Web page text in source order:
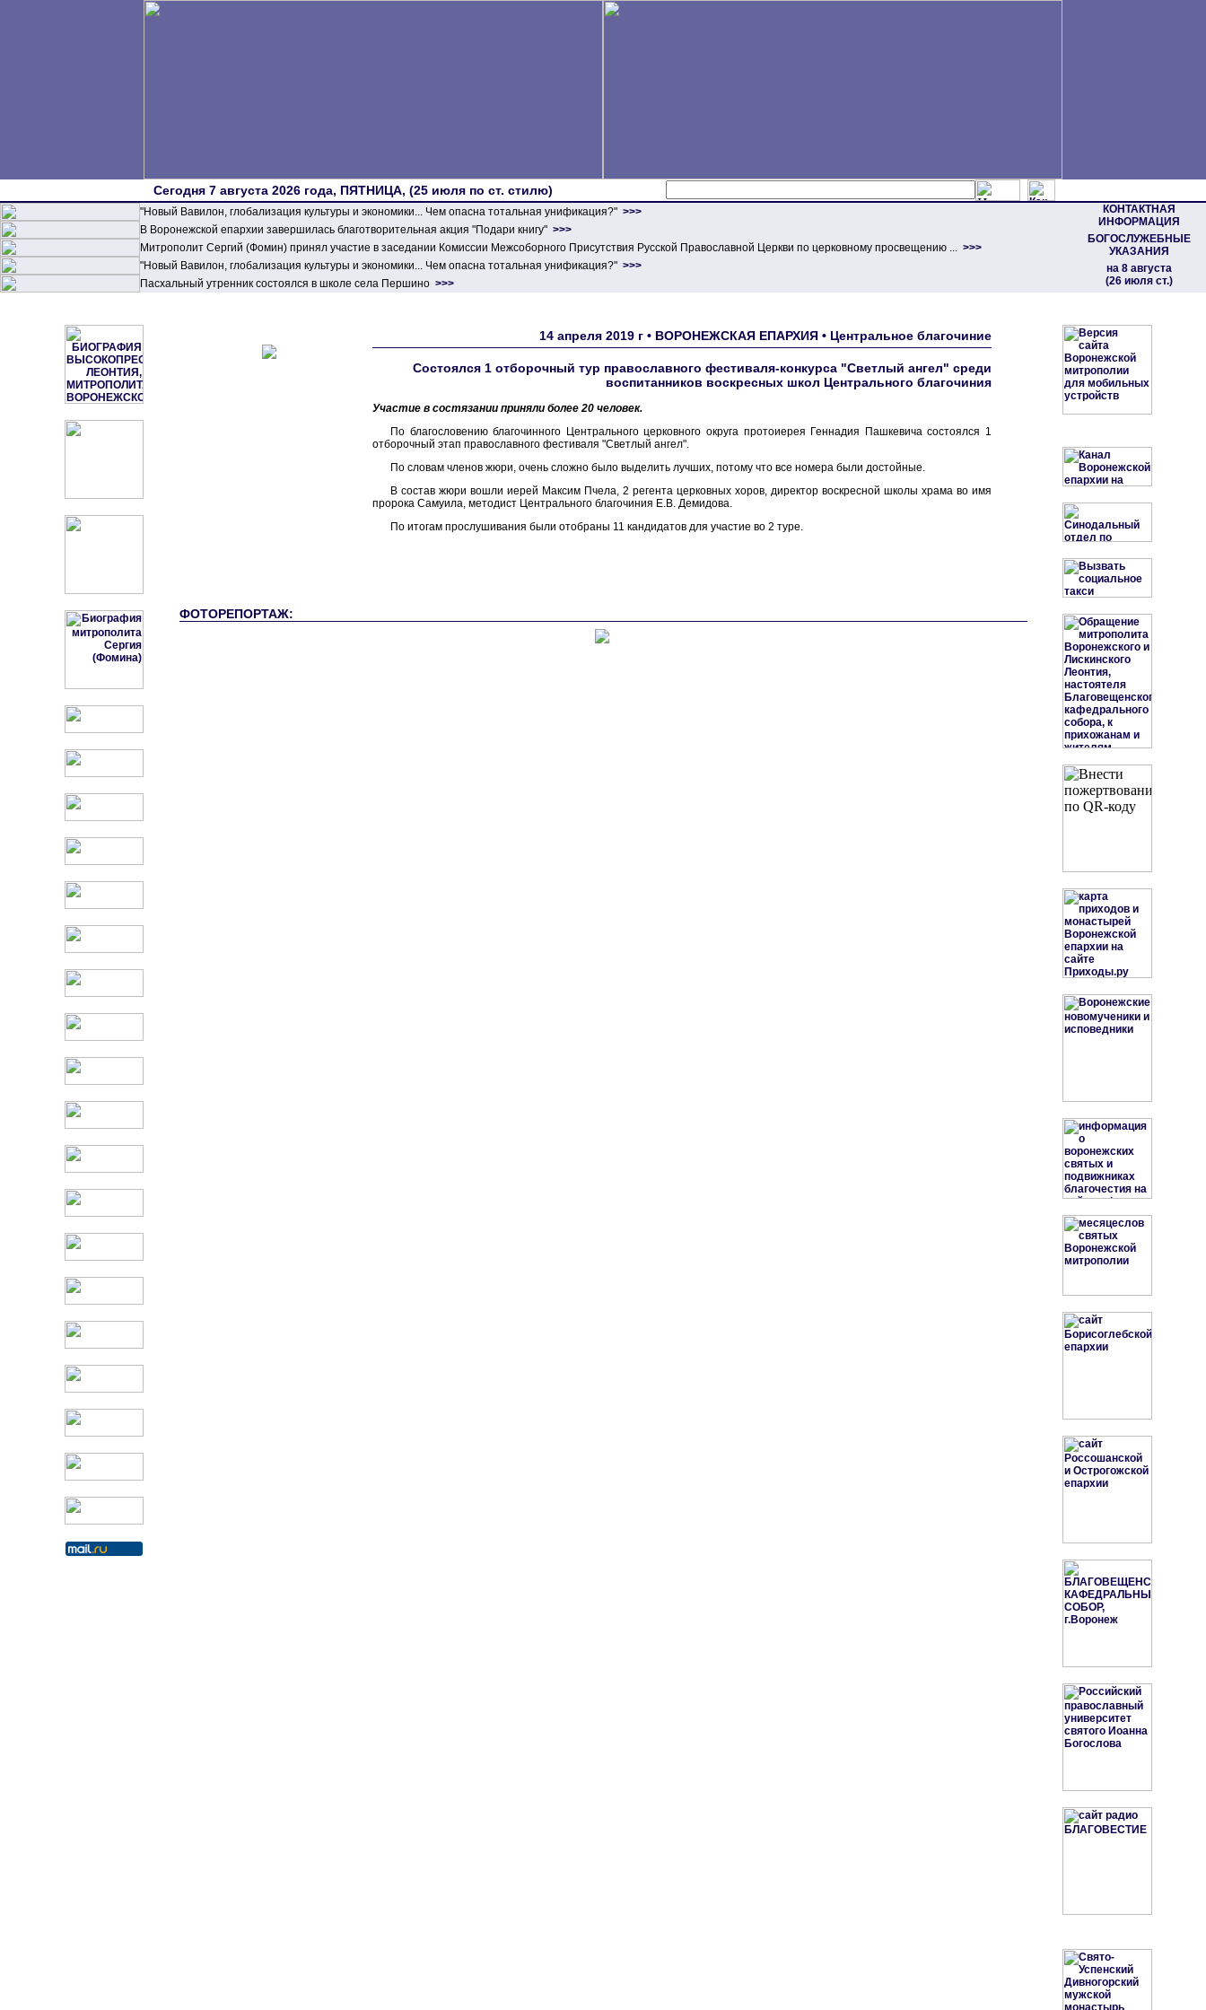
Сегодня 7 августа 2026 года, ПЯТНИЦА, (25 июля по ст. стилю)
"Новый Вавилон, глобализация культуры и экономики... Чем опасна тотальная унификация?" >>>
КОНТАКТНАЯ
ИНФОРМАЦИЯ
БОГОСЛУЖЕБНЫЕ
УКАЗАНИЯ
на 8 августа
(26 июля ст.)
В Воронежской епархии завершилась благотворительная акция "Подари книгу" >>>
Митрополит Сергий (Фомин) принял участие в заседании Комиссии Межсоборного Присутствия Русской Православной Церкви по церковному просвещению ... >>>
"Новый Вавилон, глобализация культуры и экономики... Чем опасна тотальная унификация?" >>>
Пасхальный утренник состоялся в школе села Першино >>>
14 апреля 2019 г • ВОРОНЕЖСКАЯ ЕПАРХИЯ • Центральное благочиние
Состоялся 1 отборочный тур православного фестиваля-конкурса "Светлый ангел" среди
воспитанников воскресных школ Центрального благочиния
Участие в состязании приняли более 20 человек.
По благословению благочинного Центрального церковного округа протоиерея Геннадия Пашкевича состоялся 1
отборочный этап православного фестиваля "Светлый ангел".
По словам членов жюри, очень сложно было выделить лучших, потому что все номера были достойные.
В состав жюри вошли иерей Максим Пчела, 2 регента церковных хоров, директор воскресной школы храма во имя
пророка Самуила, методист Центрального благочиния Е.В. Демидова.
По итогам прослушивания были отобраны 11 кандидатов для участие во 2 туре.
ФОТОРЕПОРТАЖ: